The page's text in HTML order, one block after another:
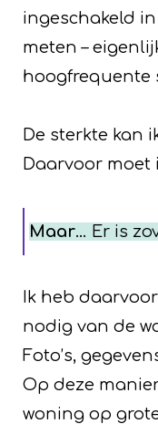
ingeschakeld
meten –
hoogfrequente
De sterkte kan
Daarvoor moet
Maar… Er is
Ik heb
nodig van de
Foto’s,
Op deze
woning op